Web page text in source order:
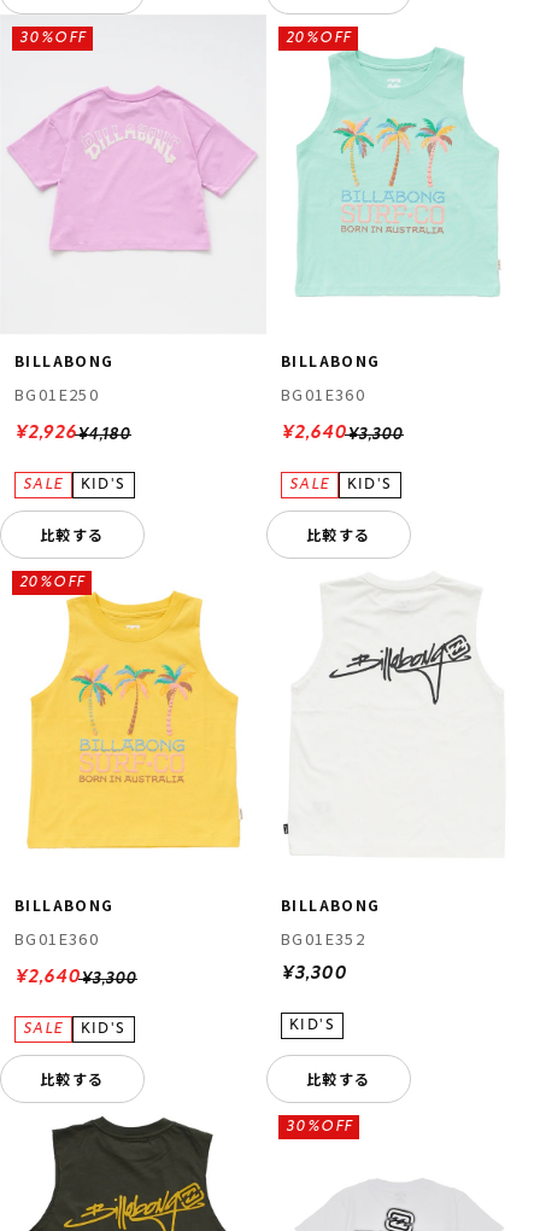
BILLABONG
BG01E250
¥4,180
30%OFF
¥2,926
比較する
BILLABONG
BG01E360
¥3,300
20%OFF
¥2,640
比較する
BILLABONG
BG01E360
¥3,300
20%OFF
¥2,640
比較する
BILLABONG
BG01E352
¥3,300
比較する
30%OFF